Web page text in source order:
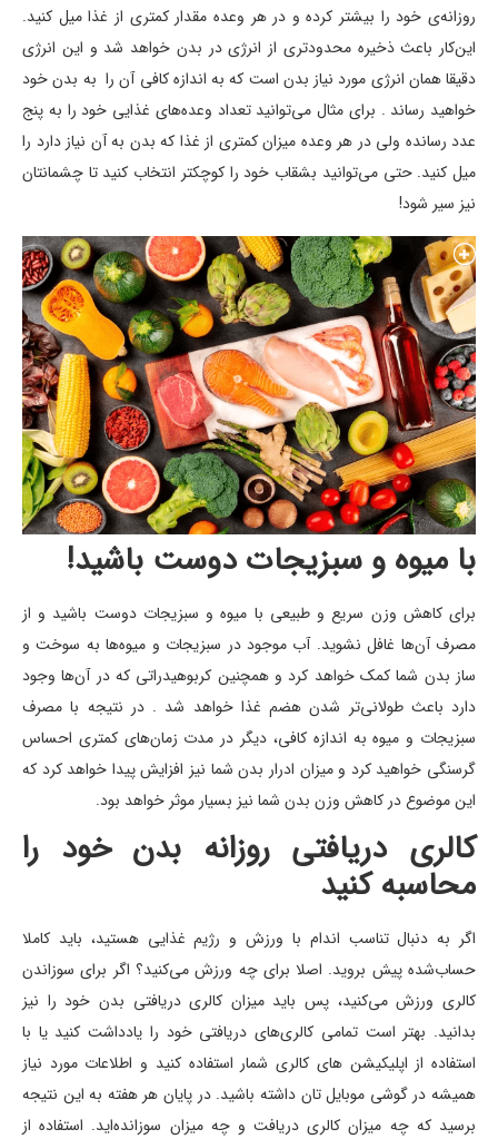
روزانه‌ی خود را بیشتر کرده و در هر وعده مقدار کمتری از غذا میل کنید.
این‌کار باعث ذخیره محدودتری از انرژی در بدن خواهد شد و این انرژی
دقیقا همان انرژی مورد نیاز بدن است که به اندازه کافی آن را به بدن خود
خواهید رساند . برای مثال می‌توانید تعداد وعده‌های غذایی خود را به پنج
عدد رسانده ولی در هر وعده میزان کمتری از غذا که بدن به آن نیاز دارد را
میل کنید. حتی می‌توانید بشقاب خود را کوچکتر انتخاب کنید تا چشمانتان
نیز سیر شود!
با میوه‌ و سبزیجات دوست باشید!
برای کاهش وزن سریع و طبیعی با میوه و سبزیجات دوست باشید و از
مصرف آن‌ها غافل نشوید. آب موجود در سبزیجات و میوه‌ها به سوخت و
ساز بدن شما کمک خواهد کرد و همچنین کربوهیدراتی که در آن‌ها وجود
دارد باعث طولانی‌تر شدن هضم غذا خواهد شد . در نتیجه با مصرف
سبزیجات و میوه به اندازه کافی، دیگر در مدت زمان‌های کمتری احساس
گرسنگی خواهید کرد و میزان ادرار بدن شما نیز افزایش پیدا خواهد کرد که
این موضوع در کاهش وزن بدن شما نیز بسیار موثر خواهد بود.
کالری دریافتی روزانه بدن خود را
محاسبه کنید
اگر به دنبال تناسب اندام با ورزش و رژیم غذایی هستید، باید کاملا
حساب‌شده پیش بروید. اصلا برای چه ورزش می‌کنید؟ اگر برای سوزاندن
کالری ورزش می‌کنید، پس باید میزان کالری دریافتی بدن خود را نیز
بدانید. بهتر است تمامی کالری‌های دریافتی خود را یادداشت کنید یا با
استفاده از اپلیکیشن های کالری شمار استفاده کنید و اطلاعات مورد نیاز
همیشه در گوشی موبایل تان داشته باشید. در پایان هر هفته به این نتیجه
برسید که چه میزان کالری دریافت و چه میزان سوزانده‌اید. استفاده از